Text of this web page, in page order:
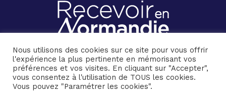
Nous utilisons des cookies sur ce site pour vous offrir
l'expérience la plus pertinente en mémorisant vos
préférences et vos visites. En cliquant sur "Accepter",
vous consentez à l'utilisation de TOUS les cookies.
Vous pouvez "Paramétrer les cookies".